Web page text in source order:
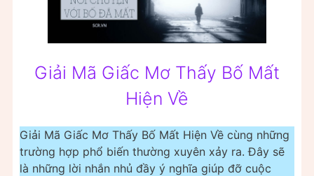
Giải Mã Giấc Mơ Thấy Bố Mất
Hiện Về
Giải Mã Giấc Mơ Thấy Bố Mất Hiện Về cùng những
trường hợp phổ biến thường xuyên xảy ra. Đây sẽ
là những lời nhắn nhủ đầy ý nghĩa giúp đỡ cuộc